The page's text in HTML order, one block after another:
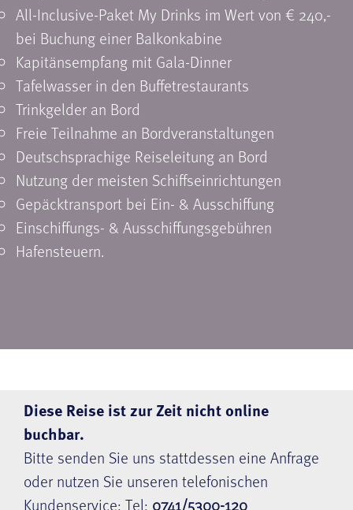
All-Inclusive-Paket My Drinks im Wert von € 240,-
bei Buchung einer ­Balkonkabine
Kapitänsempfang mit Gala-Dinner
Tafelwasser in den Buffetrestaurants
Trinkgelder an Bord
Freie Teilnahme an Bordveranstaltungen
Deutschsprachige Reiseleitung an Bord
Nutzung der meisten Schiffseinrichtungen
Gepäcktransport bei Ein- & Ausschiffung
Einschiffungs- & Ausschiffungsgebühren
Hafensteuern.
Diese Reise ist zur Zeit nicht online
buchbar.
Bitte senden Sie uns stattdessen eine Anfrage
oder nutzen Sie unseren telefonischen
Kundenservice: Tel: 0741/5300-120